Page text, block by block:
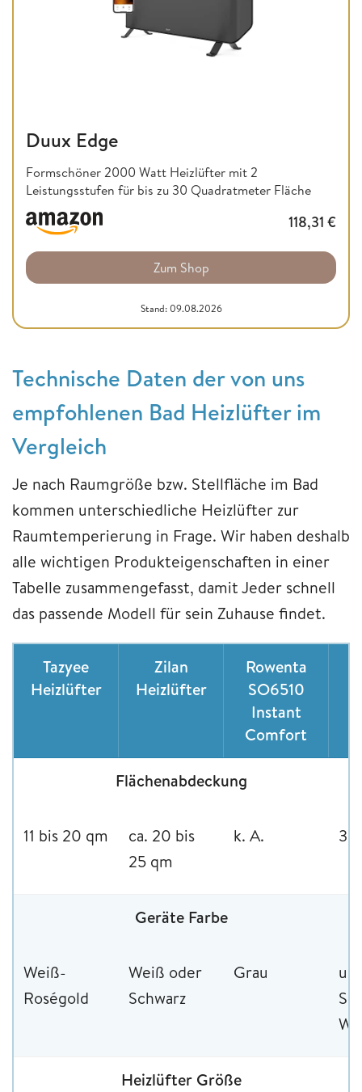
Duux Edge
Formschöner 2000 Watt Heizlüfter mit 2
Leistungsstufen für bis zu 30 Quadratmeter Fläche
118,31 €
Zum Shop
Stand: 09.08.2026
Technische Daten der von uns
empfohlenen Bad Heizlüfter im
Vergleich
Je nach Raumgröße bzw. Stellfläche im Bad
kommen unterschiedliche Heizlüfter zur
Raumtemperierung in Frage. Wir haben deshalb
alle wichtigen Produkteigenschaften in einer
Tabelle zusammengefasst, damit Jeder schnell
das passende Modell für sein Zuhause findet.
Tazyee
Heizlüfter
Zilan
Heizlüfter
Rowenta
SO6510
Instant
Comfort
Flächenabdeckung
11 bis 20 qm
ca. 20 bis
25 qm
k. A. 30
Geräte Farbe
Weiß-
Roségold
Weiß oder
Schwarz
Grau
u.a.
Heizlüfter Größe